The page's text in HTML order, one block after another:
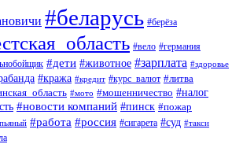
#беларусь #берёза
#вело #германия
#дети #животное #зарплата #здоровье
#кража #кредит #курс_валют #литва
#мото #мошенничество #налог
#новости компаний #пинск #пожар
#работа #россия #сигарета #суд #такси